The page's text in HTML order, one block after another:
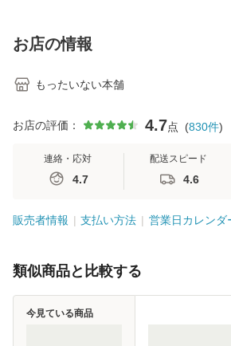
恵 藤本幸三 / 南江
堂 [単行
お店の情報
もったいない本舗
お店の評価： 4.7点 (830件)
連絡・応対
4.7
配送スピード
4.6
販売者情報 支払い方法 営業日カレンダ
類似商品と比較する
今見ている商品